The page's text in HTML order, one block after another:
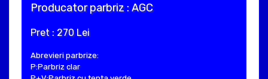
Producator parbriz : AGC
Pret : 270 Lei
Abrevieri parbrize:
P:Parbriz clar